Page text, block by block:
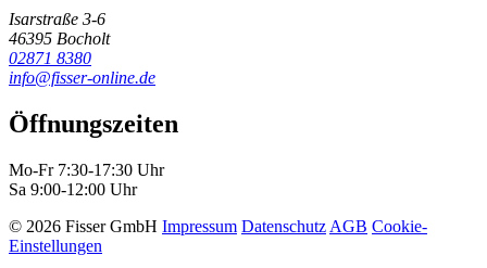
Isarstraße 3-6
46395 Bocholt
02871 8380
info@fisser-online.de
Öffnungszeiten
Mo-Fr 7:30-17:30 Uhr
Sa 9:00-12:00 Uhr
© 2026 Fisser GmbH Impressum Datenschutz AGB Cookie-
Einstellungen